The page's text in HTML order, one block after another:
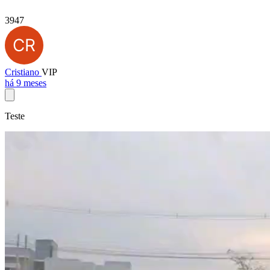
3947
Cristiano VIP
há 9 meses
Teste